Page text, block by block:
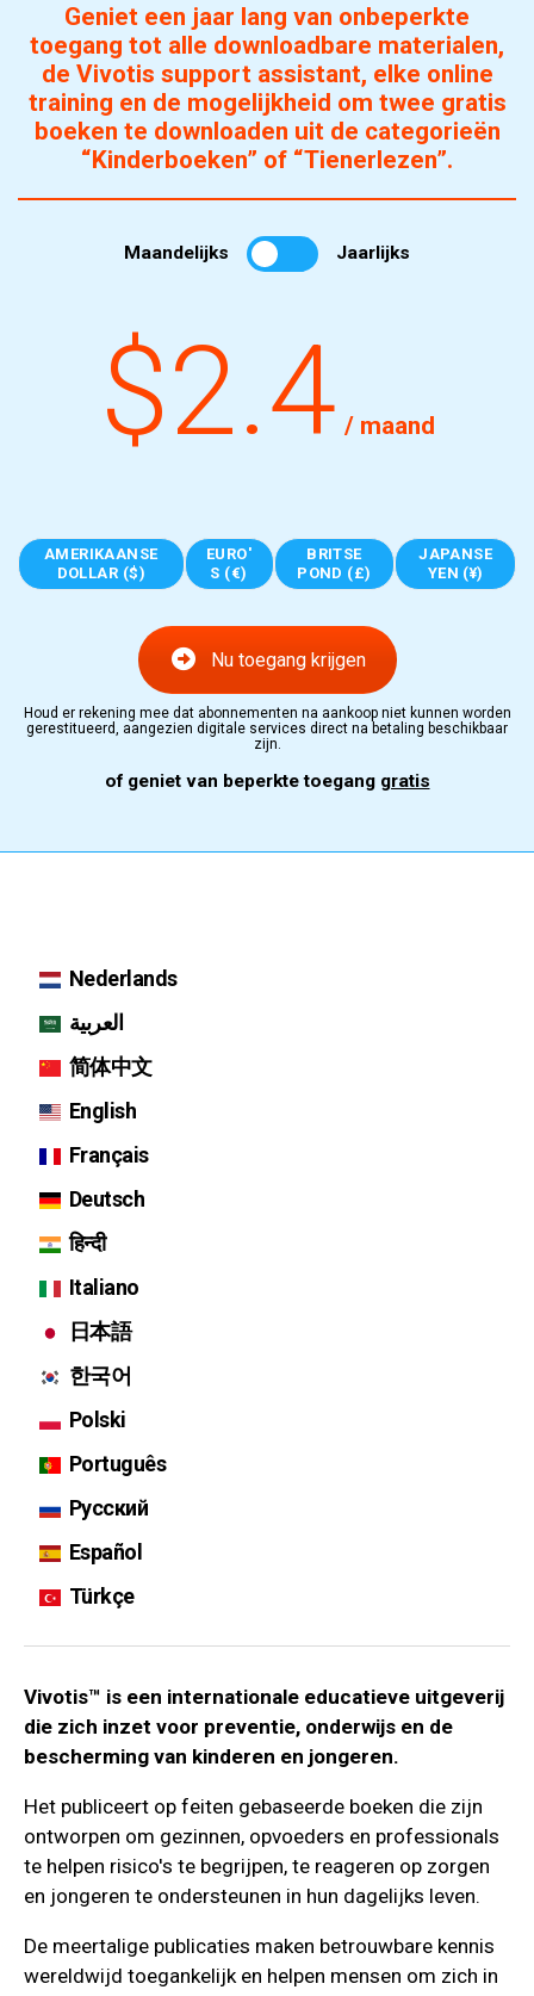
Geniet een jaar lang van onbeperkte
toegang tot alle downloadbare materialen,
de Vivotis support assistant, elke online
training en de mogelijkheid om twee gratis
boeken te downloaden uit de categorieën
“Kinderboeken” of “Tienerlezen”.
Maandelijks Jaarlijks
$2.4 / maand
AMERIKAANSE
DOLLAR ($)
EURO'
S (€)
BRITSE
POND (£)
JAPANSE
YEN (¥)
Nu toegang krijgen
Houd er rekening mee dat abonnementen na aankoop niet kunnen worden
gerestitueerd, aangezien digitale services direct na betaling beschikbaar
zijn.
of geniet van beperkte toegang gratis
Nederlands
العربية
简体中文
English
Français
Deutsch
हिन्दी
Italiano
日本語
한국어
Polski
Português
Русский
Español
Türkçe
Vivotis™ is een internationale educatieve uitgeverij
die zich inzet voor preventie, onderwijs en de
bescherming van kinderen en jongeren.
Het publiceert op feiten gebaseerde boeken die zijn
ontworpen om gezinnen, opvoeders en professionals
te helpen risico's te begrijpen, te reageren op zorgen
en jongeren te ondersteunen in hun dagelijks leven.
De meertalige publicaties maken betrouwbare kennis
wereldwijd toegankelijk en helpen mensen om zich in